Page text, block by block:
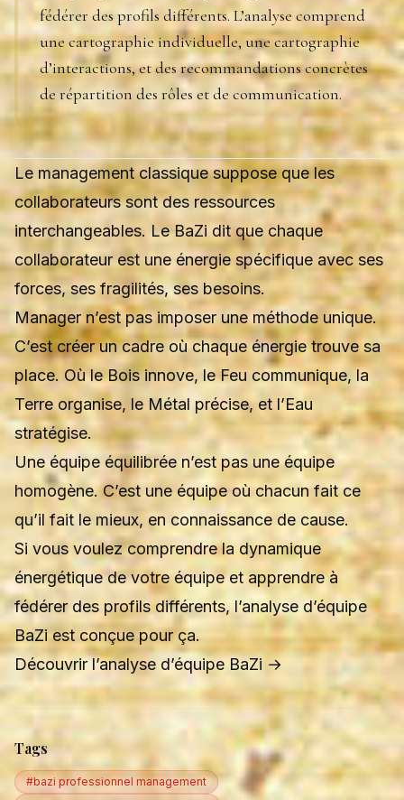
fédérer des profils différents. L’analyse comprend
une cartographie individuelle, une cartographie
d’interactions, et des recommandations concrètes
de répartition des rôles et de communication.
Le management classique suppose que les
collaborateurs sont des ressources
interchangeables. Le BaZi dit que chaque
collaborateur est une énergie spécifique avec ses
forces, ses fragilités, ses besoins.
Manager n’est pas imposer une méthode unique.
C’est créer un cadre où chaque énergie trouve sa
place. Où le Bois innove, le Feu communique, la
Terre organise, le Métal précise, et l’Eau
stratégise.
Une équipe équilibrée n’est pas une équipe
homogène. C’est une équipe où chacun fait ce
qu’il fait le mieux, en connaissance de cause.
Si vous voulez comprendre la dynamique
énergétique de votre équipe et apprendre à
fédérer des profils différents, l’analyse d’équipe
BaZi est conçue pour ça.
Découvrir l’analyse d’équipe BaZi →
Tags
#bazi professionnel management